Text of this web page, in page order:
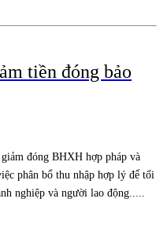
tiền đóng bảo
đóng BHXH hợp pháp và
phân bổ thu nhập hợp lý để tối
nghiệp và người lao động.....